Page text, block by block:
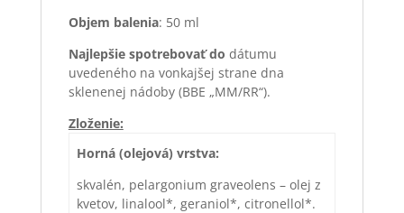
Objem balenia: 50 ml
Najlepšie spotrebovaťdo dátumu
uvedeného na vonkajšej strane dna
sklenenej nádoby (BBE „MM/RR“).
Zloženie:
Horná (olejová) vrstva:
skvalén, pelargonium graveolens – olej z
kvetov, linalool*, geraniol*, citronellol*.